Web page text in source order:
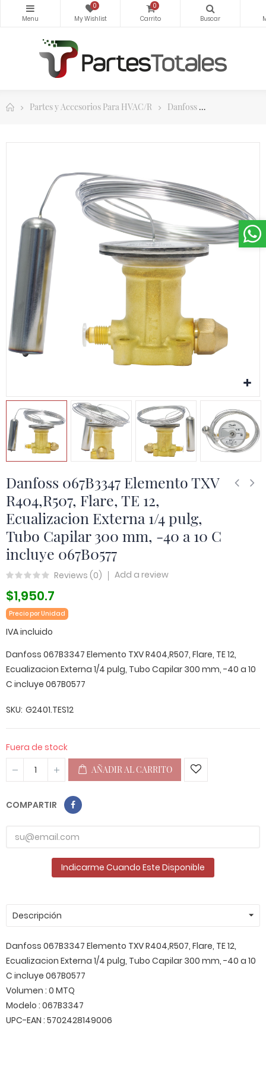
0 0
Partes y Accesorios Para HVAC/R Danfoss
Danfoss 067B3347 Elemento TXV
R404,R507, Flare, TE 12,
Ecualizacion Externa 1/4 pulg,
Tubo Capilar 300 mm, -40 a 10 C
incluye 067B0577
Reviews (0) Add a review
$1,950.7
Precio por Unidad
IVA incluido
Danfoss 067B3347 Elemento TXV R404,R507, Flare, TE 12,
Ecualizacion Externa 1/4 pulg, Tubo Capilar 300 mm, -40 a 10
C incluye 067B0577
SKU G2401.TES12
Fuera de stock
AÑADIR AL CARRITO
COMPARTIR
Indicarme Cuando Este Disponible
Descripción
Danfoss 067B3347 Elemento TXV R404,R507, Flare, TE 12,
Ecualizacion Externa 1/4 pulg, Tubo Capilar 300 mm, -40 a 10
C incluye 067B0577
Volumen : 0 MTQ
Modelo : 067B3347
UPC-EAN : 5702428149006